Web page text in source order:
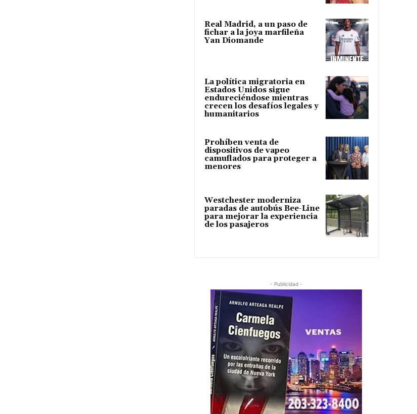
Real Madrid, a un paso de
fichar a la joya marfileña
Yan Diomande
La política migratoria en
Estados Unidos sigue
endureciéndose mientras
crecen los desafíos legales y
humanitarios
Prohíben venta de
dispositivos de vapeo
camuflados para proteger a
menores
Westchester moderniza
paradas de autobús Bee-Line
para mejorar la experiencia
de los pasajeros
- Publicidad -